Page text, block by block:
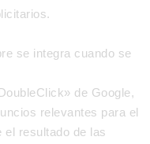
se integra cuando se
de Google,
relevantes para el
resultado de las